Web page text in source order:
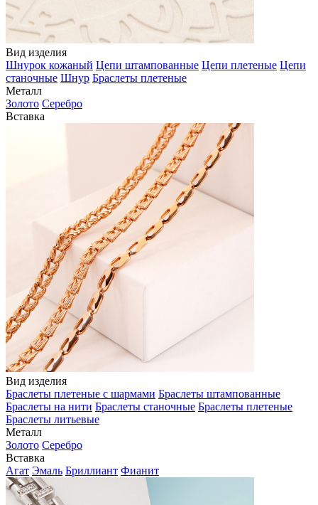
Вид изделия
Шнурок кожаный Цепи штампованные Цепи плетеные Цепи
станочные Шнур Браслеты плетеные
Металл
Золото Серебро
Вставка
Вид изделия
Браслеты плетеные с шармами Браслеты штампованные
Браслеты на нити Браслеты станочные Браслеты плетеные
Браслеты литьевые
Металл
Золото Серебро
Вставка
Агат Эмаль Бриллиант Фианит